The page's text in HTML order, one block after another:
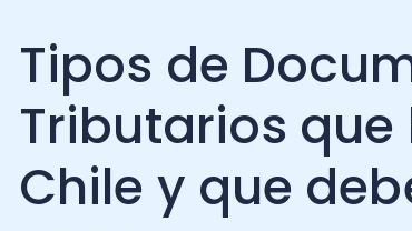
Tipos de
Tributarios que
Chile y que
conocer